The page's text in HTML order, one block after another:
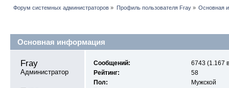
Форум системных администраторов » Профиль пользователя Fray» Основная
Основная информация
Fray
Администратор
Сообщений:
6743 (1.167
Рейтинг:
58
Пол:
Мужской